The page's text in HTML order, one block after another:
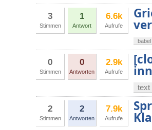
3
Stimmen
1
Antwort
6.6k
Aufrufe
babel
0
Stimmen
0
Antworten
2.9k
Aufrufe
text
2
Stimmen
2
Antworten
7.9k
Aufrufe